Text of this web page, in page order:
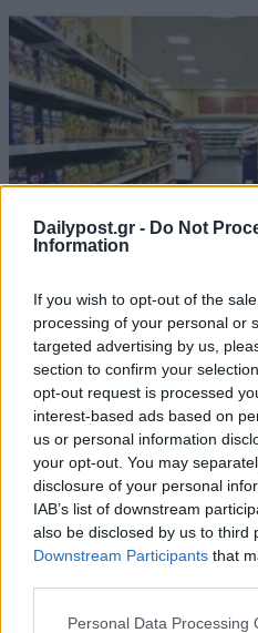
Dailypost.gr - Do Not
Information
If you wish to opt-out of the
processing of your personal or
targeted advertising by us,
section to confirm your
opt-out request is processed
interest-based ads based on
us or personal information
your opt-out. You may
disclosure of your personal
IAB’s list of downstream
also be disclosed by us to third
Downstream Participants that
Personal Data Processing